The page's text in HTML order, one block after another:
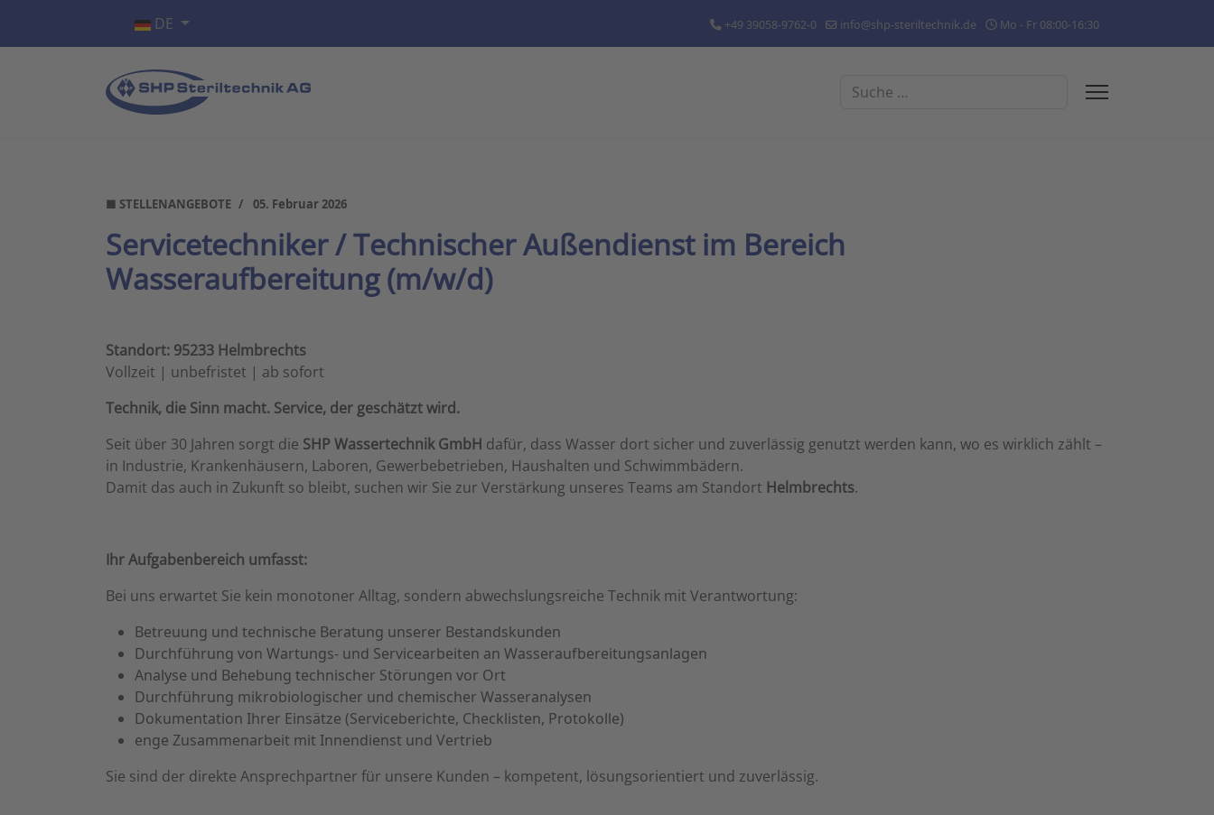
Sprache auswählen
DE +49 39058-9762-0 info@shp-steriltechnik.de Mo - Fr 08:00-16:30
Suchen
■ STELLENANGEBOTE 05. Februar 2026
Servicetechniker / Technischer Außendienst im Bereich
Wasseraufbereitung (m/w/d)
Standort: 95233 Helmbrechts
Vollzeit | unbefristet | ab sofort
Technik, die Sinn macht. Service, der geschätzt wird.
Seit über 30 Jahren sorgt die SHP Wassertechnik GmbH dafür, dass Wasser dort sicher und zuverlässig genutzt werden kann, wo es wirklich zählt –
in Industrie, Krankenhäusern, Laboren, Gewerbebetrieben, Haushalten und Schwimmbädern.
Damit das auch in Zukunft so bleibt, suchen wir Sie zur Verstärkung unseres Teams am Standort Helmbrechts.
Ihr Aufgabenbereich umfasst:
Bei uns erwartet Sie kein monotoner Alltag, sondern abwechslungsreiche Technik mit Verantwortung:
Betreuung und technische Beratung unserer Bestandskunden
Durchführung von Wartungs- und Servicearbeiten an Wasseraufbereitungsanlagen
Analyse und Behebung technischer Störungen vor Ort
Durchführung mikrobiologischer und chemischer Wasseranalysen
Dokumentation Ihrer Einsätze (Serviceberichte, Checklisten, Protokolle)
enge Zusammenarbeit mit Innendienst und Vertrieb
Sie sind der direkte Ansprechpartner für unsere Kunden – kompetent, lösungsorientiert und zuverlässig.